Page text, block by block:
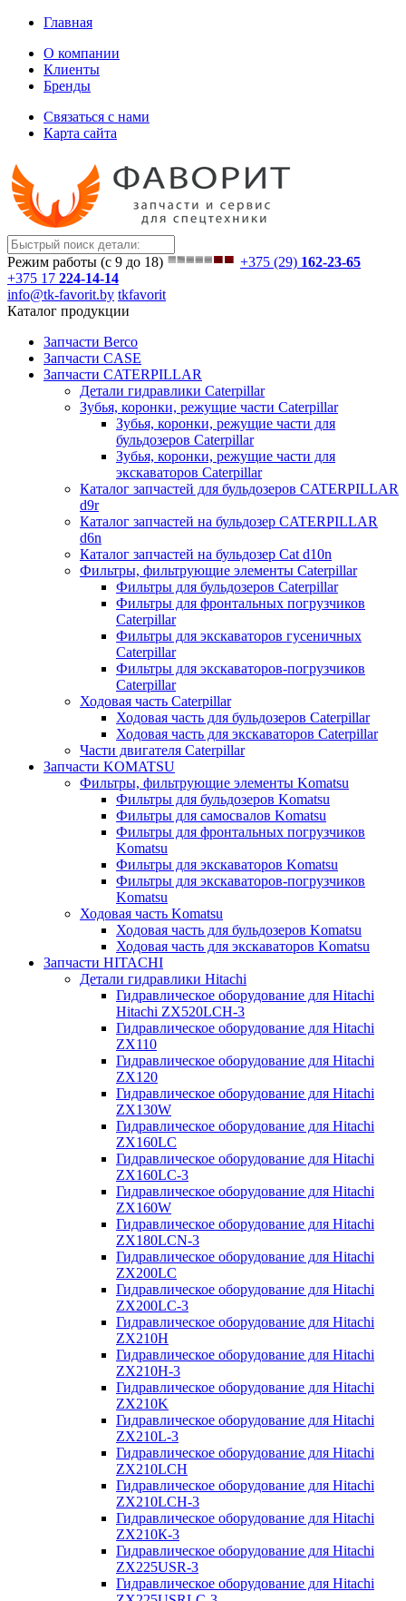
Главная
О компании
Клиенты
Бренды
Связаться с нами
Карта сайта
Режим работы (с 9 до 18) +375 (29) 162-23-65
+375 17 224-14-14
info@tk-favorit.by tkfavorit
Каталог продукции
Запчасти Berco
Запчасти CASE
Запчасти CATERPILLAR
Детали гидравлики Caterpillar
Зубья, коронки, режущие части Caterpillar
Зубья, коронки, режущие части для
бульдозеров Caterpillar
Зубья, коронки, режущие части для
экскаваторов Caterpillar
Каталог запчастей для бульдозеров CATERPILLAR
d9r
Каталог запчастей на бульдозер CATERPILLAR
d6n
Каталог запчастей на бульдозер Сat d10n
Фильтры, фильтрующие элементы Caterpillar
Фильтры для бульдозеров Caterpillar
Фильтры для фронтальных погрузчиков
Caterpillar
Фильтры для экскаваторов гусеничных
Caterpillar
Фильтры для экскаваторов-погрузчиков
Caterpillar
Ходовая часть Caterpillar
Ходовая часть для бульдозеров Caterpillar
Ходовая часть для экскаваторов Caterpillar
Части двигателя Caterpillar
Запчасти KOMATSU
Фильтры, фильтрующие элементы Komatsu
Фильтры для бульдозеров Komatsu
Фильтры для самосвалов Komatsu
Фильтры для фронтальных погрузчиков
Komatsu
Фильтры для экскаваторов Komatsu
Фильтры для экскаваторов-погрузчиков
Komatsu
Ходовая часть Komatsu
Ходовая часть для бульдозеров Komatsu
Ходовая часть для экскаваторов Komatsu
Запчасти HITACHI
Детали гидравлики Hitachi
Гидравлическое оборудование для Hitachi
Hitachi ZX520LCH-3
Гидравлическое оборудование для Hitachi
ZX110
Гидравлическое оборудование для Hitachi
ZX120
Гидравлическое оборудование для Hitachi
ZX130W
Гидравлическое оборудование для Hitachi
ZX160LC
Гидравлическое оборудование для Hitachi
ZX160LC-3
Гидравлическое оборудование для Hitachi
ZX160W
Гидравлическое оборудование для Hitachi
ZX180LCN-3
Гидравлическое оборудование для Hitachi
ZX200LC
Гидравлическое оборудование для Hitachi
ZX200LC-3
Гидравлическое оборудование для Hitachi
ZX210H
Гидравлическое оборудование для Hitachi
ZX210H-3
Гидравлическое оборудование для Hitachi
ZX210K
Гидравлическое оборудование для Hitachi
ZX210L-3
Гидравлическое оборудование для Hitachi
ZX210LCH
Гидравлическое оборудование для Hitachi
ZX210LCH-3
Гидравлическое оборудование для Hitachi
ZX210К-3
Гидравлическое оборудование для Hitachi
ZX225USR-3
Гидравлическое оборудование для Hitachi